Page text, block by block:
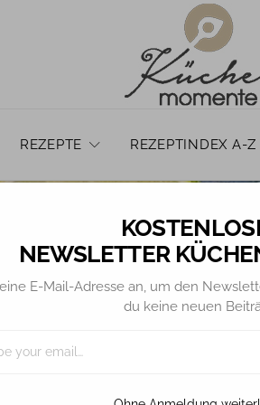
REZEPTE REZEPTINDEX A-Z
GETRÄNKE
–
NEWSLETTER
E-Mail-Adresse an, um den
du keine neuen